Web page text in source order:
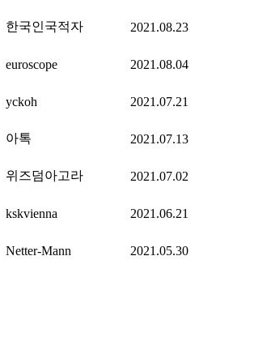
한국인국적자 2021.08.23
euroscope 2021.08.04
yckoh 2021.07.21
아톡 2021.07.13
위즈덤아고라 2021.07.02
kskvienna 2021.06.21
Netter-Mann 2021.05.30